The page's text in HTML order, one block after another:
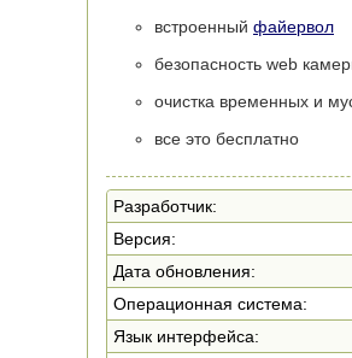
встроенный файервол
безопасность web
очистка временных и
все это бесплатно
Разработчик:
Версия:
Дата обновления:
Операционная система:
Язык интерфейса: